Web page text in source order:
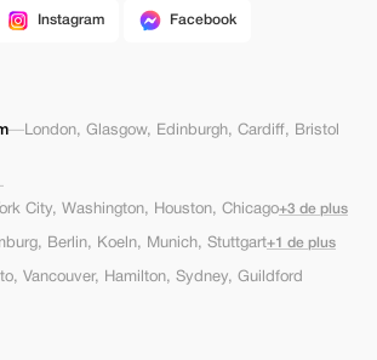
Instagram Facebook
—London, Glasgow, Edinburgh, Cardiff, Bristol
City, Washington, Houston, Chicago+3 de plus
, Berlin, Koeln, Munich, Stuttgart+1 de plus
, Vancouver, Hamilton, Sydney, Guildford